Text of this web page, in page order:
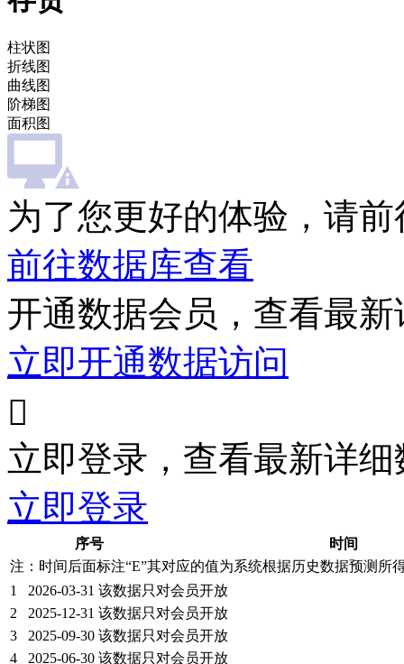
柱状图
折线图
曲线图
阶梯图
面积图
为了您更好的体验，请
前往数据库查看
开通数据会员，查看最
立即开通数据访问

立即登录，查看最新详细
立即登录
序号
时间
注：时间后面标注“E”其对应的值为系统根据历史数据预测所
1
2026-03-31 该数据只对会员开放
2
2025-12-31 该数据只对会员开放
3
2025-09-30 该数据只对会员开放
4
2025-06-30 该数据只对会员开放